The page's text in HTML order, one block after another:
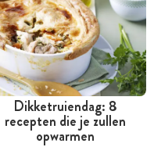
Dikketruiendag: 8
recepten die je zullen
opwarmen